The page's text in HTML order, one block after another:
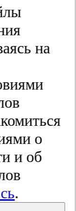
на
о
и об
.